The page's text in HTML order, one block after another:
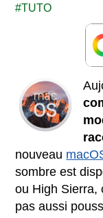
TUTO
nouveau
sombre est
ou High Sierra,
pas aussi